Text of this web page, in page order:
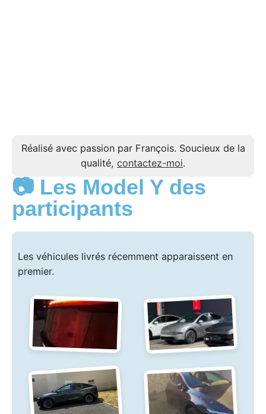
Réalisé avec passion par François. Soucieux de la
qualité, contactez-moi.
📷 Les Model Y des
participants
Les véhicules livrés récemment apparaissent en
premier.